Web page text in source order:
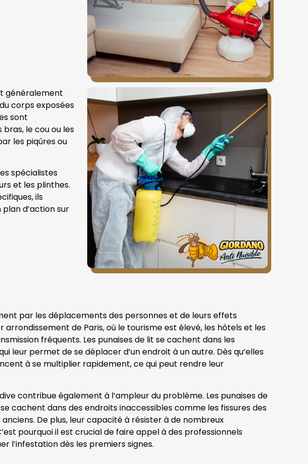
généralement
corps exposées
sont
le cou ou les
les piqûres ou
spécialistes
et les plinthes.
ils
d’action sur
par les déplacements des personnes et de leurs effets
arrondissement de Paris, où le tourisme est élevé, les hôtels et les
fréquents. Les punaises de lit se cachent dans les
leur permet de se déplacer d’un endroit à un autre. Dès qu’elles
à se multiplier rapidement, ce qui peut rendre leur
contribue également à l’ampleur du problème. Les punaises de
cachent dans des endroits inaccessibles comme les fissures des
De plus, leur capacité à résister à de nombreux
pourquoi il est crucial de faire appel à des professionnels
l’infestation dès les premiers signes.